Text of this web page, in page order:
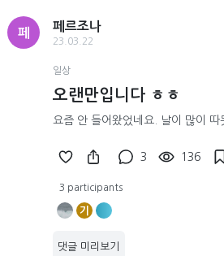
페
페르조나
23.03.22
일상
오랜만입니다 ㅎㅎ
요즘 안 들어왔었네요. 날이 많이 따
3 136
3 participants
기
댓글 미리보기